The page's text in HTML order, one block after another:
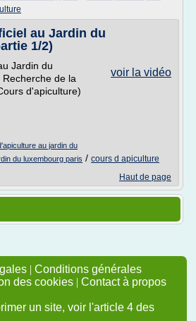
au Jardin du
1/2)
voir la vidéo
Jardin du
de la
d'apiculture)
au jardin du
du luxembourg paris / cours d apiculture
Haut de page
| Conditions générales
des cookies | Contact à propos
un site, voir l'article 4 des